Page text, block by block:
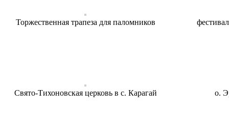
Торжественная трапеза для паломников
Свято-Тихоновская церковь в с. Карагай о.